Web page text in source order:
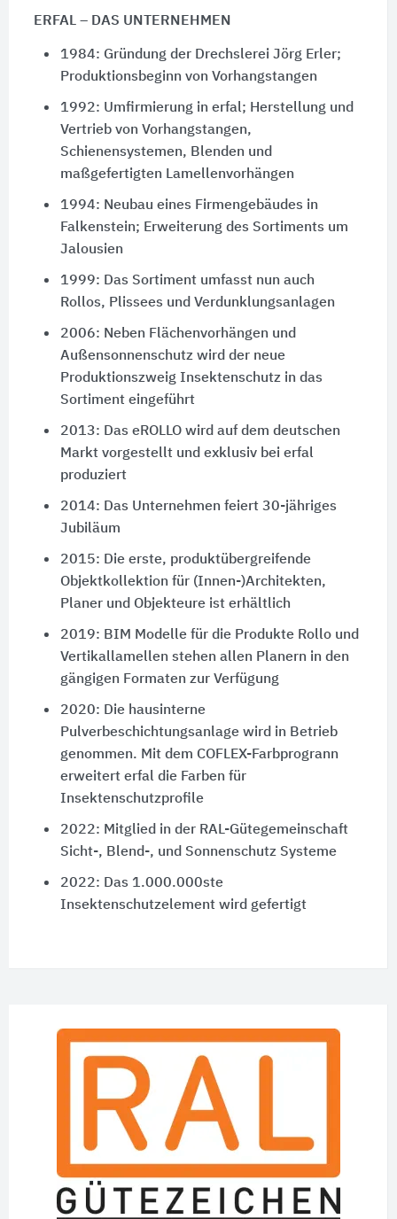
ERFAL – DAS UNTERNEHMEN
1984: Gründung der Drechslerei Jörg Erler;
Produktionsbeginn von Vorhangstangen
1992: Umfirmierung in erfal; Herstellung und
Vertrieb von Vorhangstangen,
Schienensystemen, Blenden und
maßgefertigten Lamellenvorhängen
1994: Neubau eines Firmengebäudes in
Falkenstein; Erweiterung des Sortiments um
Jalousien
1999: Das Sortiment umfasst nun auch
Rollos, Plissees und Verdunklungsanlagen
2006: Neben Flächenvorhängen und
Außensonnenschutz wird der neue
Produktionszweig Insektenschutz in das
Sortiment eingeführt
2013: Das eROLLO wird auf dem deutschen
Markt vorgestellt und exklusiv bei erfal
produziert
2014: Das Unternehmen feiert 30-jähriges
Jubiläum
2015: Die erste, produktübergreifende
Objektkollektion für (Innen-)Architekten,
Planer und Objekteure ist erhältlich
2019: BIM Modelle für die Produkte Rollo und
Vertikallamellen stehen allen Planern in den
gängigen Formaten zur Verfügung
2020: Die hausinterne
Pulverbeschichtungsanlage wird in Betrieb
genommen. Mit dem COFLEX-Farbprogrann
erweitert erfal die Farben für
Insektenschutzprofile
2022: Mitglied in der RAL-Gütegemeinschaft
Sicht-, Blend-, und Sonnenschutz Systeme
2022: Das 1.000.000ste
Insektenschutzelement wird gefertigt